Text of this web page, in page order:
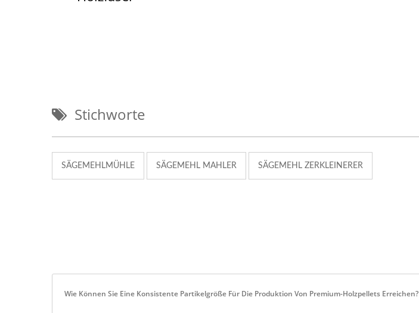
Stichworte
SÄGEMEHLMÜHLE SÄGEMEHL MAHLER SÄGEMEHL ZERKLEINERER
Wie Können Sie Eine Konsistente Partikelgröße Für Die Produktion Von Premium-Holzpellets Erreichen?